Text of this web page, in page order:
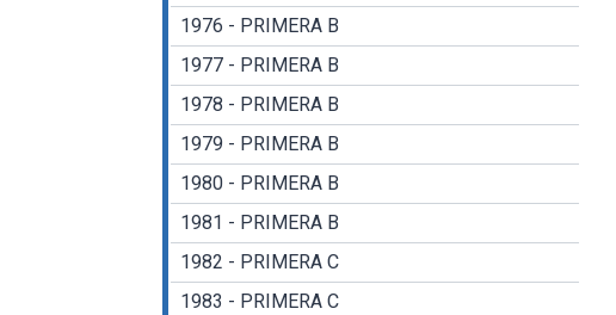
1976 - PRIMERA B
1977 - PRIMERA B
1978 - PRIMERA B
1979 - PRIMERA B
1980 - PRIMERA B
1981 - PRIMERA B
1982 - PRIMERA C
1983 - PRIMERA C